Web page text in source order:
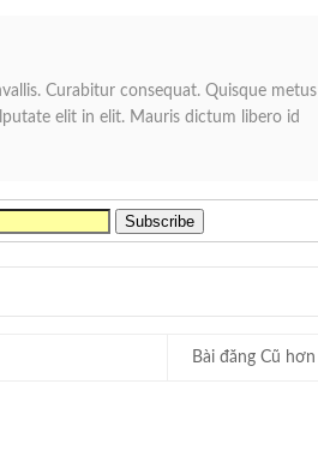
Curabitur consequat. Quisque metus
elit in elit. Mauris dictum libero id
Bài đăng Cũ hơn